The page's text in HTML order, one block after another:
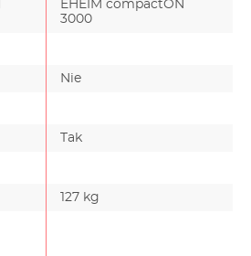
EHEIM compactON
3000
Nie
Tak
127 kg